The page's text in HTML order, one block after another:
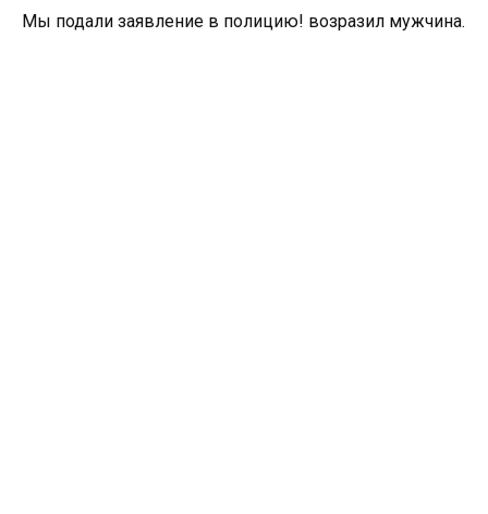
Мы подали заявление в полицию! возразил мужчина.